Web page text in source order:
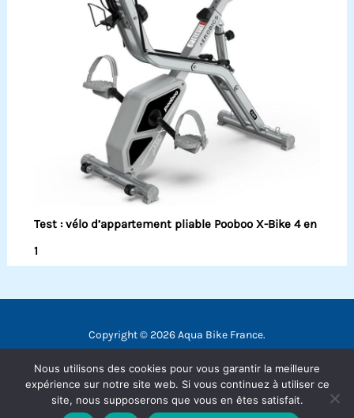
Test : vélo d’appartement pliable Pooboo X-Bike 4 en
1
Copyright © 2026 Aqua Bike France.
Contact
Mentions légales
Politique de confidentialité
Nous utilisons des cookies pour vous garantir la meilleure
expérience sur notre site web. Si vous continuez à utiliser ce
site, nous supposerons que vous en êtes satisfait.